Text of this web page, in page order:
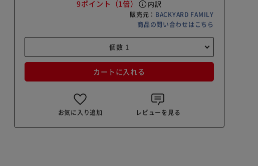
9ポイント （1倍） info 内訳
販売元： BACKYARD FAMILY
商品の問い合わせはこちら
カートに入れる
お気に入り追加 レビューを見る